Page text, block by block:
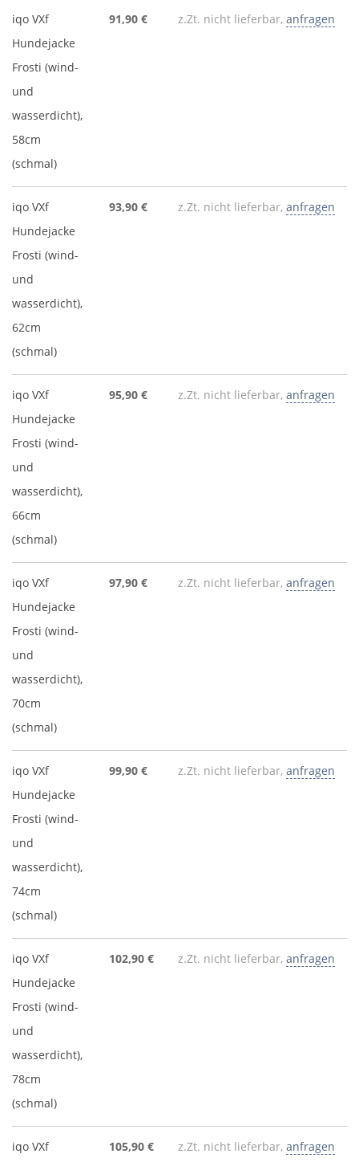
iqo VXf
Hundejacke
Frosti (wind-
und
wasserdicht),
58cm
(schmal)
91,90 € z.Zt. nicht lieferbar, anfragen
iqo VXf
Hundejacke
Frosti (wind-
und
wasserdicht),
62cm
(schmal)
93,90 € z.Zt. nicht lieferbar, anfragen
iqo VXf
Hundejacke
Frosti (wind-
und
wasserdicht),
66cm
(schmal)
95,90 € z.Zt. nicht lieferbar, anfragen
iqo VXf
Hundejacke
Frosti (wind-
und
wasserdicht),
70cm
(schmal)
97,90 € z.Zt. nicht lieferbar, anfragen
iqo VXf
Hundejacke
Frosti (wind-
und
wasserdicht),
74cm
(schmal)
99,90 € z.Zt. nicht lieferbar, anfragen
iqo VXf
Hundejacke
Frosti (wind-
und
wasserdicht),
78cm
(schmal)
102,90 € z.Zt. nicht lieferbar, anfragen
iqo VXf
105,90 € z.Zt. nicht lieferbar, anfragen